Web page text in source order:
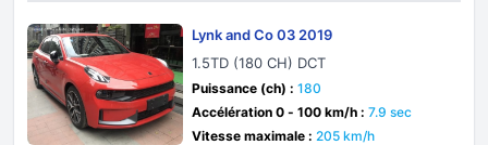
Lynk and Co 03 2019
1.5TD (180 CH) DCT
Puissance (ch) : 180
Accélération 0 - 100 km/h : 7.9 sec
Vitesse maximale : 205 km/h